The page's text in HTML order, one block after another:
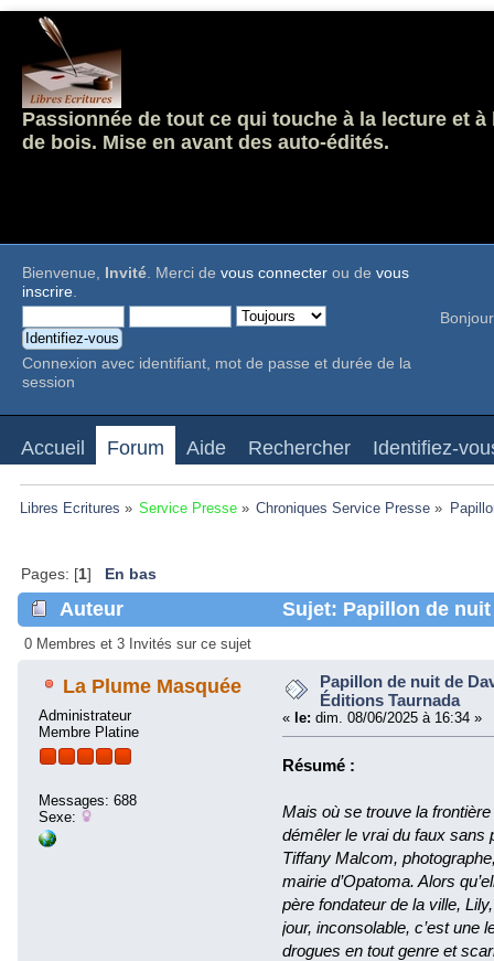
Passionnée de tout ce qui touche à la lecture et
de bois. Mise en avant des auto-édités.
Bienvenue, Invité. Merci de vous connecter ou de vous
inscrire.
Connexion avec identifiant, mot de passe et durée de la
session
Accueil Forum Aide Rechercher Identifiez-
Libres Ecritures » Service Presse» Chroniques Service Presse »
Pages: [1] En bas
Auteur
Sujet: Papillon de
(Lu 51258 fois)
0 Membres et 3 Invités sur ce sujet
La Plume Masquée
Administrateur
Membre Platine
Messages: 688
Sexe:
Papillon de nuit de
Éditions Taurnada
« le: dim. 08/06/2025 à 16:34 »
Résumé :
Mais où se trouve la
démêler le vrai du faux
Tiffany Malcom,
mairie d’Opatoma. Alors
père fondateur de la ville,
jour, inconsolable, c’est une
drogues en tout genre et